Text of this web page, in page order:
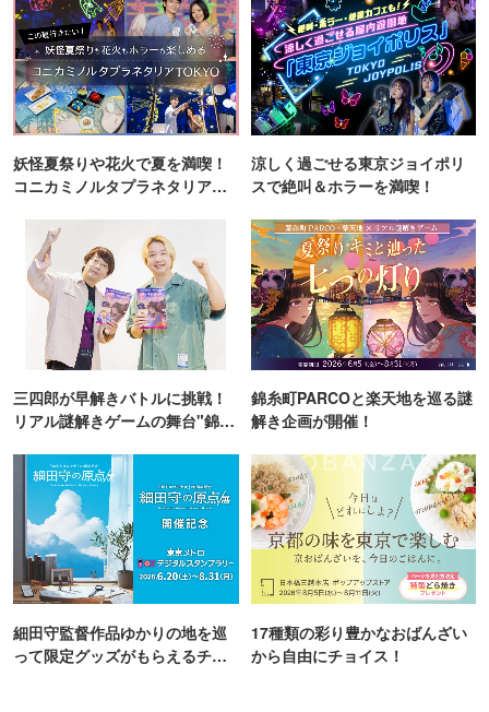
妖怪夏祭りや花火で夏を満喫！
コニカミノルタプラネタリア
涼しく過ごせる東京ジョイポリ
スで絶叫＆ホラーを満喫！
三四郎が早解きバトルに挑戦！
リアル謎解きゲームの舞台"錦糸
錦糸町PARCOと楽天地を巡る謎
解き企画が開催！
細田守監督作品ゆかりの地を巡
って限定グッズがもらえるチャ
17種類の彩り豊かなおばんざい
から自由にチョイス！